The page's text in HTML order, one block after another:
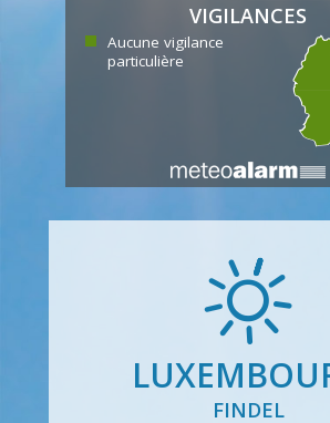
VIGILANCES
Aucune vigilance
particulière
FINDEL